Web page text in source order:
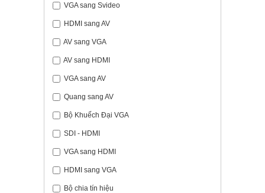
VGA sang Svideo
HDMI sang AV
AV sang VGA
AV sang HDMI
VGA sang AV
Quang sang AV
Bộ Khuếch Đại VGA
SDI - HDMI
VGA sang HDMI
HDMI sang VGA
Bộ chia tín hiệu